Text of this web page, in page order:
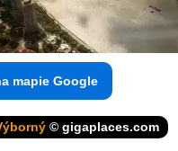
mapie Google
© gigaplaces.com